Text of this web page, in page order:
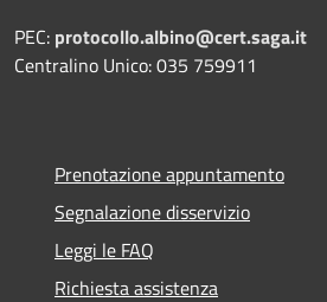
PEC: protocollo.albino@cert.saga.it
Centralino Unico: 035 759911
Prenotazione appuntamento
Segnalazione disservizio
Leggi le FAQ
Richiesta assistenza